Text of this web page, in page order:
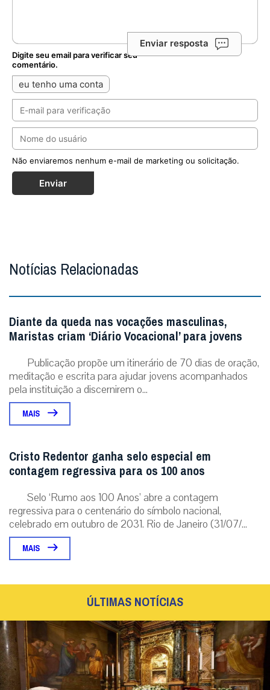
Enviar resposta
Digite seu email para verificar seu
comentário.
eu tenho uma conta
Não enviaremos nenhum e-mail de marketing ou solicitação.
Enviar
Notícias Relacionadas
Diante da queda nas vocações masculinas,
Maristas criam ‘Diário Vocacional’ para jovens
Publicação propõe um itinerário de 70 dias de oração,
meditação e escrita para ajudar jovens acompanhados
pela instituição a discernirem o...
MAIS
Cristo Redentor ganha selo especial em
contagem regressiva para os 100 anos
Selo ‘Rumo aos 100 Anos’ abre a contagem
regressiva para o centenário do símbolo nacional,
celebrado em outubro de 2031. Rio de Janeiro (31/07/...
MAIS
ÚLTIMAS NOTÍCIAS